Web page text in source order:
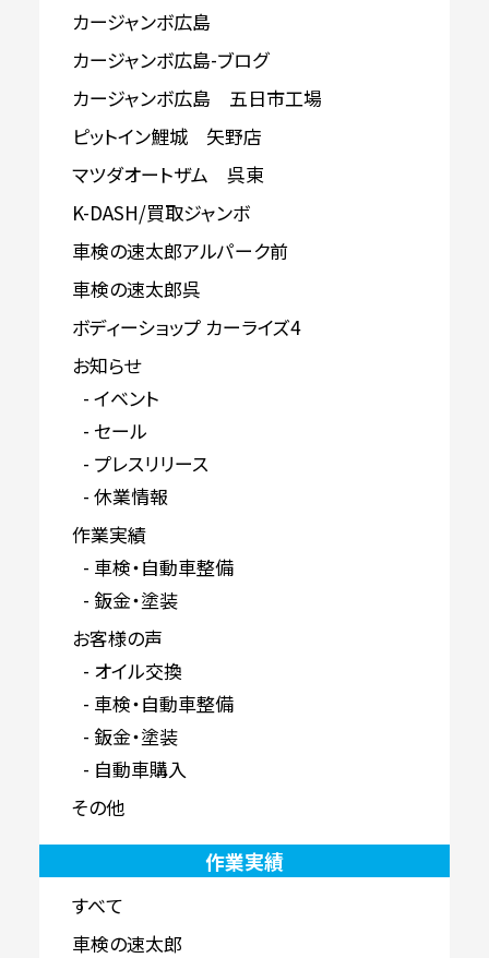
カージャンボ広島
カージャンボ広島-ブログ
カージャンボ広島 五日市工場
ピットイン鯉城 矢野店
マツダオートザム 呉東
K-DASH/買取ジャンボ
車検の速太郎アルパーク前
車検の速太郎呉
ボディーショップ カーライズ4
お知らせ
イベント
セール
プレスリリース
休業情報
作業実績
車検・自動車整備
鈑金・塗装
お客様の声
オイル交換
車検・自動車整備
鈑金・塗装
自動車購入
その他
作業実績
すべて
車検の速太郎